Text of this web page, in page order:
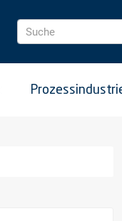
Suche